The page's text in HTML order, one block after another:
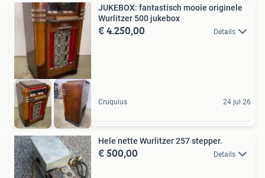
JUKEBOX: fantastisch mooie originele
Wurlitzer 500 jukebox
€ 4.250,00 Details
Cruquius 24 jul 26
Hele nette Wurlitzer 257 stepper.
€ 500,00 Details